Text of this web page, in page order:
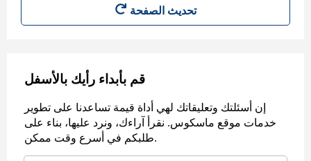
تحديث الصفحة
قم بأبداء رأيك بالأسفل
إن أسئلتك وتعليقاتك لهي أداة قيمة تساعدنا على تطوير
خدمات موقع ماسكوس. نقرأ آراءك، ونرد عليها، بناء على
طلبكم في أسرع وقت ممكن.